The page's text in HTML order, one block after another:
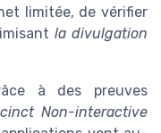
limitée, de vérifier
la divulgation
à des preuves
Non-interactive